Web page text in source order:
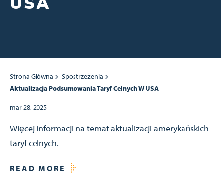
Strona Główna
Spostrzeżenia
Aktualizacja Podsumowania Taryf Celnych W USA
mar 28, 2025
Więcej informacji na temat aktualizacji amerykańskich
taryf celnych.
READ MORE